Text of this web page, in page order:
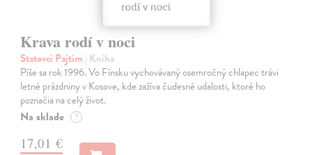
Krava rodí v noci
Statovci Pajtim | Kniha
Píše sa rok 1996. Vo Fínsku vychovávaný osemročný chlapec trávi
letné prázdniny v Kosove, kde zažíva čudesné udalosti, ktoré ho
poznačia na celý život.
Na sklade ?
17,01 €